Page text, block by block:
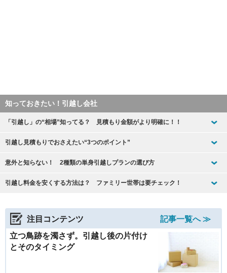
知っておきたい！引越し会社
「引越し」の“相場”知ってる？ 見積もり金額がより明確に！！
引越し見積もりでおさえたい“3つのポイント”
意外と知らない！ 2種類の単身引越しプランの選び方
引越し料金を安くする方法は？ ファミリー世帯は要チェック！
注目コンテンツ
記事一覧へ ≫
立つ鳥跡を濁さず。引越し後の片付け
とそのタイミング